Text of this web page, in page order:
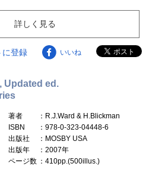
詳しく見る
に登録 いいね
Updated ed.
著者
：R.J.Ward & H.Blickman
ISBN
：978-0-323-04448-6
出版社
：MOSBY USA
出版年
：2007年
ページ数 ：410pp.(500illus.)